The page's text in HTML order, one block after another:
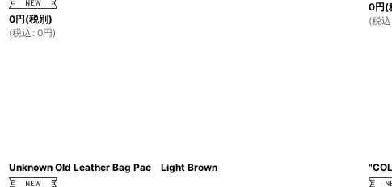
0円(税別)
(税込 : 0円)
0円(
(税込
Unknown Old Leather Bag Pac Light Brown